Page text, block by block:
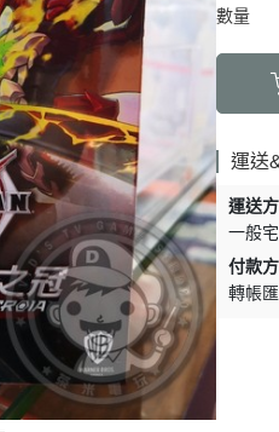
數量
運送
運送
一般
付款
轉帳